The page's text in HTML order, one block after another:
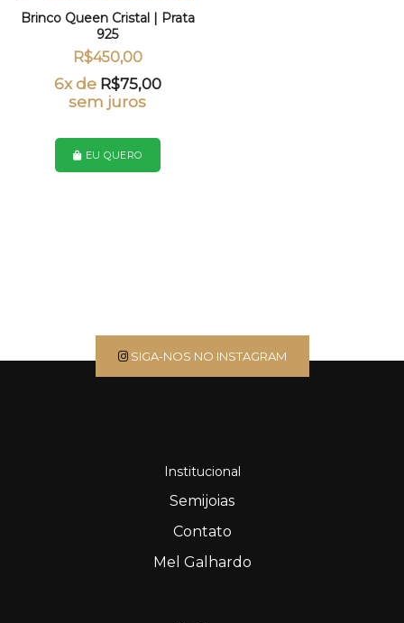
Brinco Queen Cristal | Prata
925
R$450,00
6x de R$75,00
sem juros
EU QUERO
SIGA-NOS NO INSTAGRAM
Institucional
Semijoias
Contato
Mel Galhardo